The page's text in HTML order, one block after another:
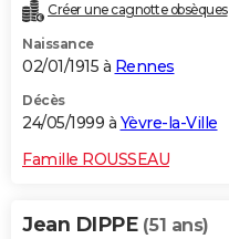
Créer une cagnotte obsèques
Naissance
02/01/1915 à Rennes
Décès
24/05/1999 à Yèvre-la-Ville
Famille ROUSSEAU
Jean DIPPE (51 ans)